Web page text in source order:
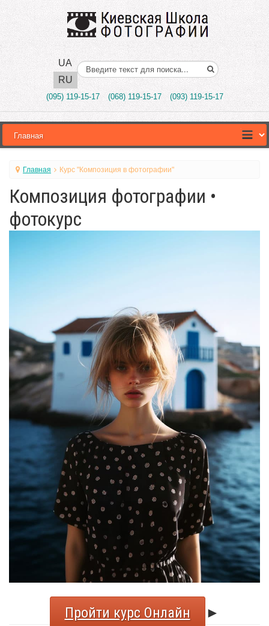
UA
RU
Поиск..
(095) 119-15-17 (068) 119-15-17 (093) 119-15-17
Главная Курс "Композиция в фотографии"
Композиция фотографии •
фотокурс
Пройти курс Онлайн
►